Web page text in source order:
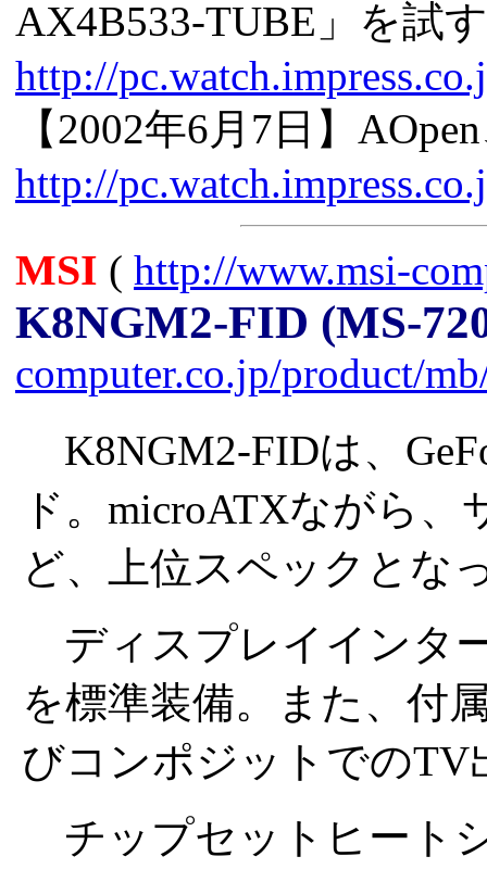
AX4B533-TUBE」を試す
http://
【2002年6月7日】
http://
MSI ( http://www.msi-
K8NGM2-FID (MS-
computer.co.jp/product/
K8NGM2-FIDは、
ド。microATXながら
ど、上位スペックとな
ディスプレイインタ
を標準装備。また、付
びコンポジットでのTV
チップセットヒート